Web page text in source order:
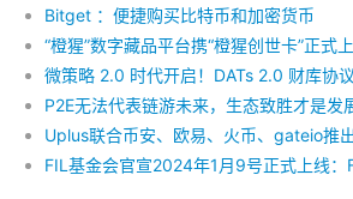
Bitget ：便捷购买比特币和加密货币
“橙猩”数字藏品平台携“橙猩创世卡”正式